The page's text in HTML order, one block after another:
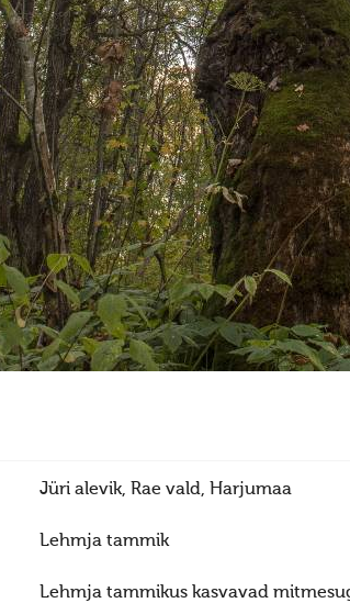
Jüri alevik, Rae vald, Harjumaa
Lehmja tammik
Lehmja tammikus kasvavad